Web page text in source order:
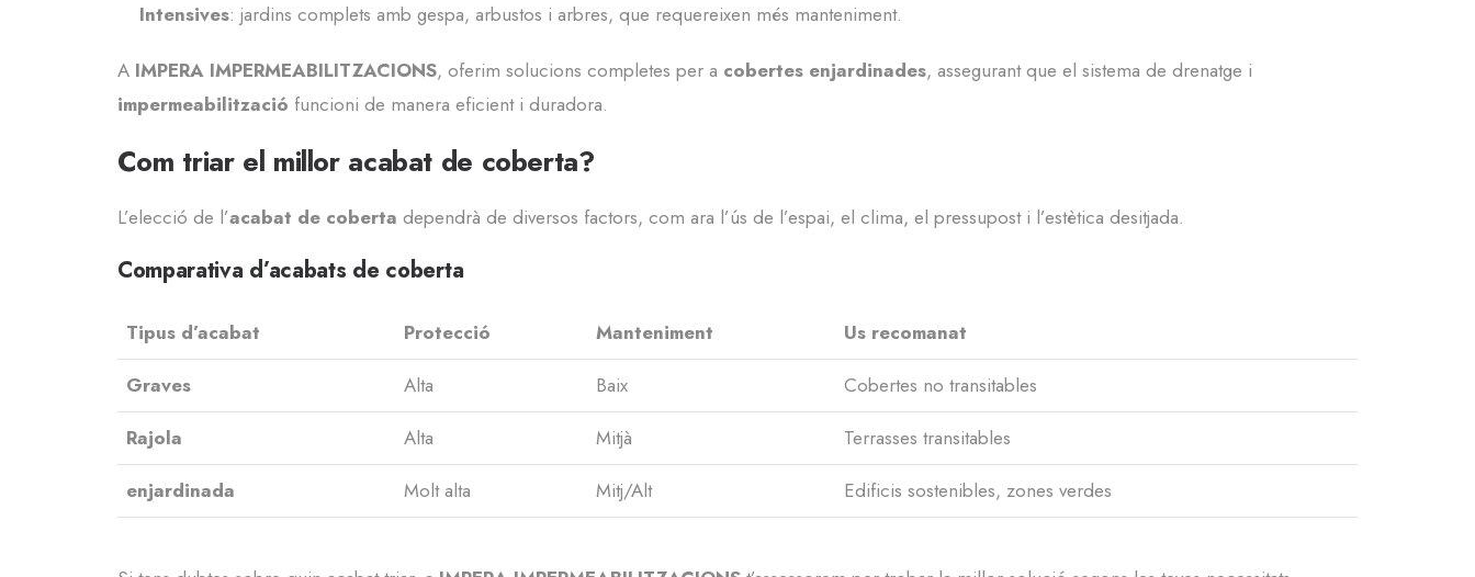
Intensives: jardins complets amb gespa, arbustos i arbres, que requereixen més manteniment.
A IMPERA IMPERMEABILITZACIONS, oferim solucions completes per a cobertes enjardinades, assegurant que el sistema de drenatge i
impermeabilització funcioni de manera eficient i duradora.
Com triar el millor acabat de coberta?
L’elecció de l’acabat de coberta dependrà de diversos factors, com ara l’ús de l’espai, el clima, el pressupost i l’estètica desitjada.
Comparativa d’acabats de coberta
Tipus d’acabat Protecció Manteniment
Us recomanat
Graves
Alta Baix
Cobertes no transitables
Rajola
Alta Mitjà
Terrasses transitables
enjardinada
Molt alta Mitj/Alt Edificis sostenibles, zones verdes